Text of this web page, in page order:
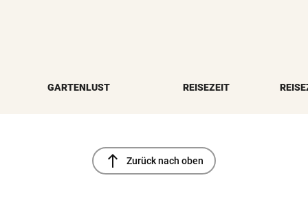
GARTENLUST REISEZEIT
north Zurück nach oben